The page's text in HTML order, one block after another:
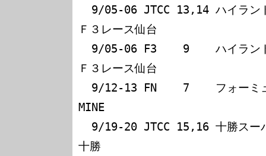
Ｆ３レース仙台
Ｆ３レース仙台
MINE
十勝